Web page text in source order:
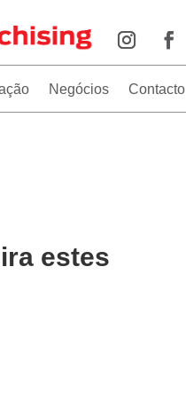
Negócios Contacto
estes